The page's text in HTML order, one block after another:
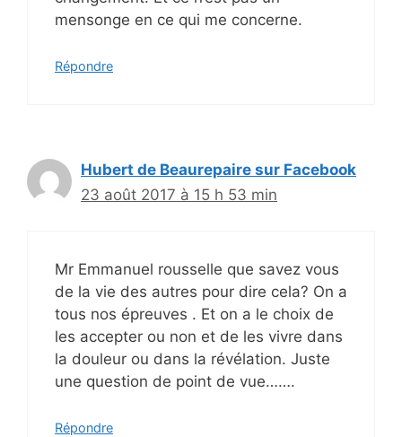
mensonge en ce qui me concerne.
Répondre
Hubert de Beaurepaire sur Facebook
23 août 2017 à 15 h 53 min
Mr Emmanuel rousselle que savez vous
de la vie des autres pour dire cela? On a
tous nos épreuves . Et on a le choix de
les accepter ou non et de les vivre dans
la douleur ou dans la révélation. Juste
une question de point de vue…….
Répondre